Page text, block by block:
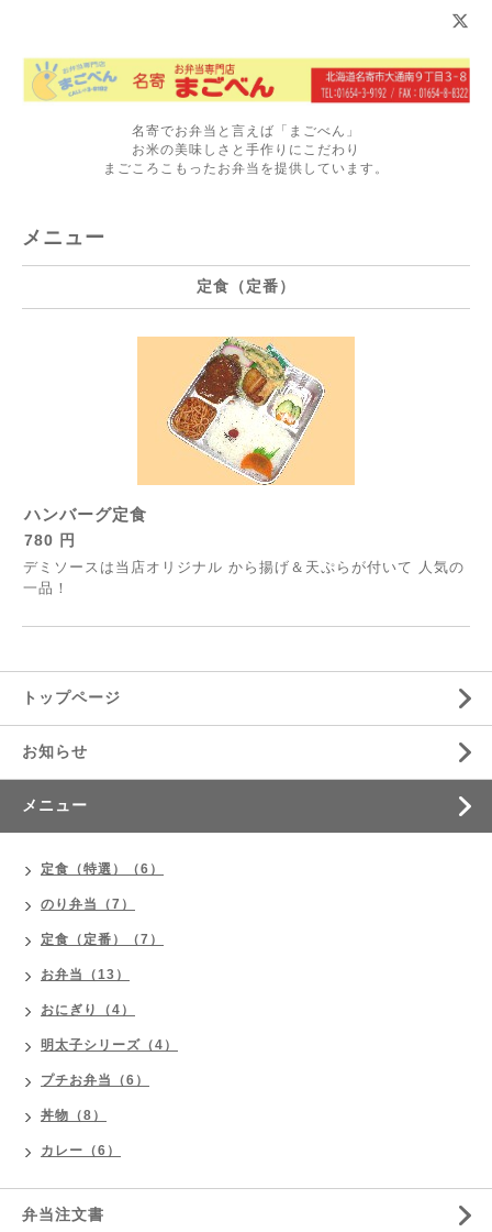
名寄でお弁当と言えば「まごべん」
お米の美味しさと手作りにこだわり
まごころこもったお弁当を提供しています。
メニュー
定食（定番）
ハンバーグ定食
780 円
デミソースは当店オリジナル から揚げ＆天ぷらが付いて 人気の
一品！
トップページ
お知らせ
メニュー
定食（特選）（6）
のり弁当（7）
定食（定番）（7）
お弁当（13）
おにぎり（4）
明太子シリーズ（4）
プチお弁当（6）
丼物（8）
カレー（6）
弁当注文書